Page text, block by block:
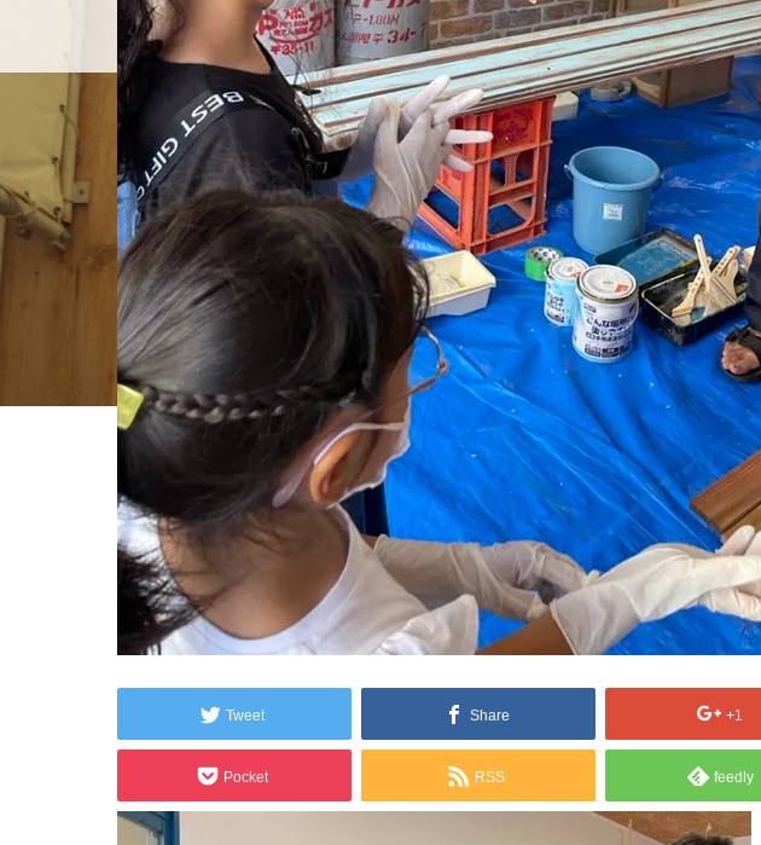
ホーム 店舗紹介 アクセス・駐車場
BLOG
ホーム
E3533C0C-8C04-41DB-BE6E-F6077306DDAA_1_105_c
2022.09.26
E3533C0C-8C04-41DB-BE6E-
Tweet Share +1
Pocket RSS feedly